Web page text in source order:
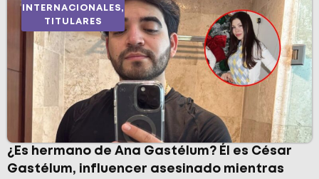
INTERNACIONALES,
TITULARES
¿Es hermano de Ana Gastélum? Él es César
Gastélum, influencer asesinado mientras